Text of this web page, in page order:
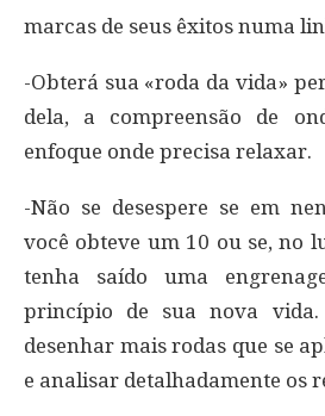
marcas de seus êxitos numa
-Obterá sua «roda da vida»
dela, a compreensão de
enfoque onde precisa relaxar.
-Não se desespere se em
você obteve um 10 ou se, no
tenha saído uma
princípio de sua nova vida.
desenhar mais rodas que se
e analisar detalhadamente os